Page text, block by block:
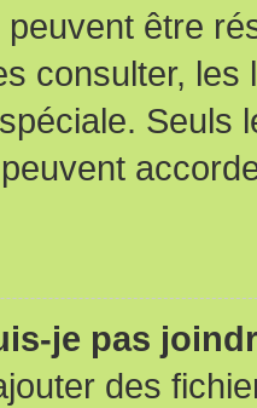
être
consulter,
Seuls
je pas
des